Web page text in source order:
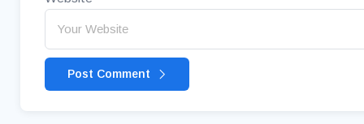
Post Comment